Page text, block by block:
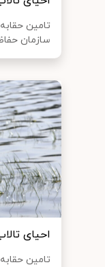
تامین
سازمان
احیای
تامین